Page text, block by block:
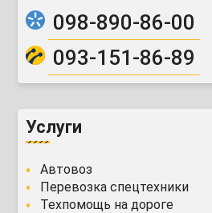
098-890-86-00
093-151-86-89
Услуги
Автовоз
Перевозка спецтехники
Техпомощь на дороге